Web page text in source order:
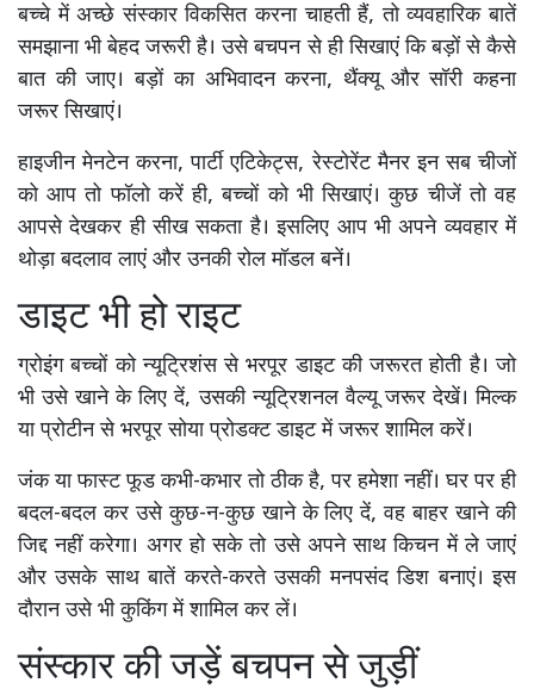
बच्चे में अच्छे संस्कार विकसित करना चाहती हैं, तो व्यवहारिक बातें
समझाना भी बेहद जरूरी है। उसे बचपन से ही सिखाएं कि बड़ों से कैसे
बात की जाए। बड़ों का अभिवादन करना, थैंक्यू और सॉरी कहना
जरूर सिखाएं।
हाइजीन मेनटेन करना, पार्टी एटिकेट्स, रेस्टोरेंट मैनर इन सब चीजों
को आप तो फॉलो करें ही, बच्चों को भी सिखाएं। कुछ चीजें तो वह
आपसे देखकर ही सीख सकता है। इसलिए आप भी अपने व्यवहार में
थोड़ा बदलाव लाएं और उनकी रोल मॉडल बनें।
डाइट भी हो राइट
ग्रोइंग बच्चों को न्यूट्रिशंस से भरपूर डाइट की जरूरत होती है। जो
भी उसे खाने के लिए दें, उसकी न्यूट्रिशनल वैल्यू जरूर देखें। मिल्क
या प्रोटीन से भरपूर सोया प्रोडक्ट डाइट में जरूर शामिल करें।
जंक या फास्ट फूड कभी-कभार तो ठीक है, पर हमेशा नहीं। घर पर ही
बदल-बदल कर उसे कुछ-न-कुछ खाने के लिए दें, वह बाहर खाने की
जिद्द नहीं करेगा। अगर हो सके तो उसे अपने साथ किचन में ले जाएं
और उसके साथ बातें करते-करते उसकी मनपसंद डिश बनाएं। इस
दौरान उसे भी कुकिंग में शामिल कर लें।
संस्कार की जड़ें बचपन से जुड़ीं